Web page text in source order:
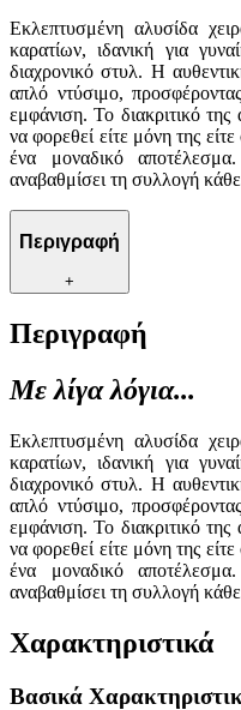
Εκλεπτυσμένη αλυσίδα
καρατίων, ιδανική για
διαχρονικό στυλ. Η
απλό ντύσιμο,
εμφάνιση. Το διακριτικό της
να φορεθεί είτε μόνη της
ένα μοναδικό
αναβαθμίσει τη συλλογή
Περιγραφή
+
Περιγραφή
Με λίγα λόγια...
Εκλεπτυσμένη αλυσίδα
καρατίων, ιδανική για
διαχρονικό στυλ. Η
απλό ντύσιμο,
εμφάνιση. Το διακριτικό της
να φορεθεί είτε μόνη της
ένα μοναδικό
αναβαθμίσει τη συλλογή
Χαρακτηριστικά
Βασικά